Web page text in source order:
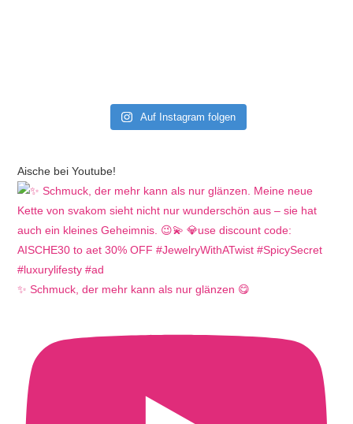
Auf Instagram folgen
Aische bei Youtube!
✨ Schmuck, der mehr kann als nur glänzen 😋